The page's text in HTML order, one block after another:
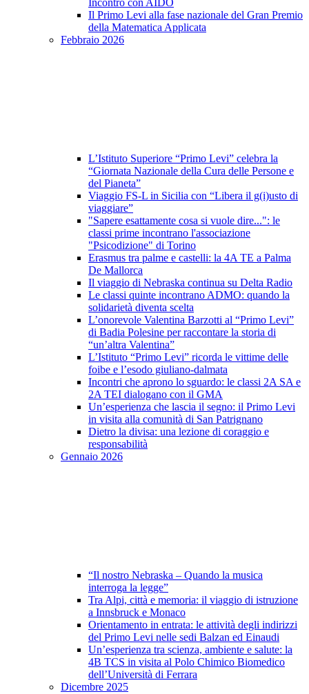
Incontro con AIDO
Il Primo Levi alla fase nazionale del Gran Premio
della Matematica Applicata
Febbraio 2026
L’Istituto Superiore “Primo Levi” celebra la
“Giornata Nazionale della Cura delle Persone e
del Pianeta”
Viaggio FS-L in Sicilia con “Libera il g(i)usto di
viaggiare”
"Sapere esattamente cosa si vuole dire...": le
classi prime incontrano l'associazione
"Psicodizione" di Torino
Erasmus tra palme e castelli: la 4A TE a Palma
De Mallorca
Il viaggio di Nebraska continua su Delta Radio
Le classi quinte incontrano ADMO: quando la
solidarietà diventa scelta
L’onorevole Valentina Barzotti al “Primo Levi”
di Badia Polesine per raccontare la storia di
“un’altra Valentina”
L’Istituto “Primo Levi” ricorda le vittime delle
foibe e l’esodo giuliano-dalmata
Incontri che aprono lo sguardo: le classi 2A SA e
2A TEI dialogano con il GMA
Un’esperienza che lascia il segno: il Primo Levi
in visita alla comunità di San Patrignano
Dietro la divisa: una lezione di coraggio e
responsabilità
Gennaio 2026
“Il nostro Nebraska – Quando la musica
interroga la legge”
Tra Alpi, città e memoria: il viaggio di istruzione
a Innsbruck e Monaco
Orientamento in entrata: le attività degli indirizzi
del Primo Levi nelle sedi Balzan ed Einaudi
Un’esperienza tra scienza, ambiente e salute: la
4B TCS in visita al Polo Chimico Biomedico
dell’Università di Ferrara
Dicembre 2025